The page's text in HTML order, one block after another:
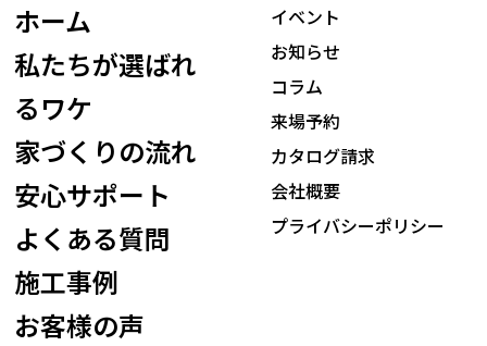
ホーム
私たちが選ばれ
るワケ
家づくりの流れ
安心サポート
よくある質問
施工事例
お客様の声
イベント
お知らせ
コラム
来場予約
カタログ請求
会社概要
プライバシーポリシー